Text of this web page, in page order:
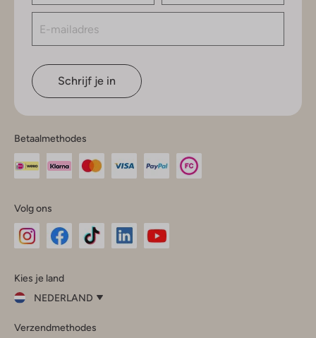
Schrijf je in
Betaalmethodes
Volg ons
InstagramFacebook
Kies je land
NEDERLAND
je
Verzendmethodes